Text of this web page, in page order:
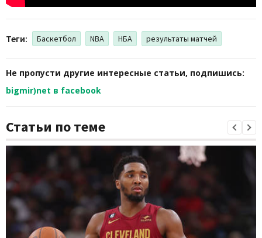
Теги: Баскетбол NBA НБА результаты матчей
Не пропусти другие интересные статьи, подпишись:
bigmir)net в facebook
Статьи по теме